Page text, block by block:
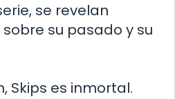
se revelan
su pasado y su
Skips es inmortal.